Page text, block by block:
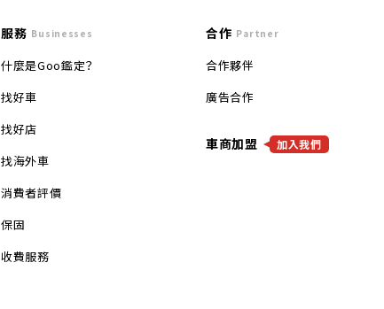
服務 Businesses
什麼是Goo鑑定？
找好車
找好店
找海外車
消費者評價
保固
收費服務
合作 Partner
合作夥伴
廣告合作
車商加盟 加入我們